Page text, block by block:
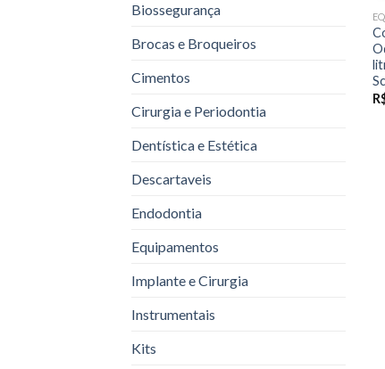
Biossegurança
Brocas e Broqueiros
Cimentos
Cirurgia e Periodontia
Dentística e Estética
Descartaveis
Endodontia
Equipamentos
Implante e Cirurgia
Instrumentais
Kits